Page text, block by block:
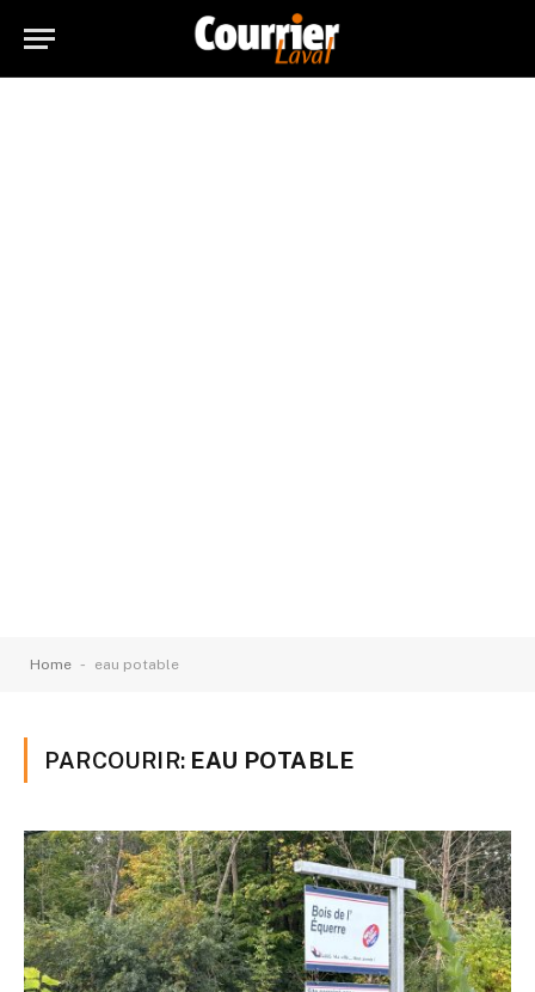
Home - eau potable
PARCOURIR: EAU POTABLE